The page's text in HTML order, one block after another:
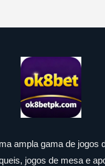
ampla gama de jogos
jogos de mesa e